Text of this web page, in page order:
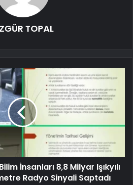
TOPAL
İnsanları 8,8 Milyar Işıkyılı
Radyo Sinyali Saptadı